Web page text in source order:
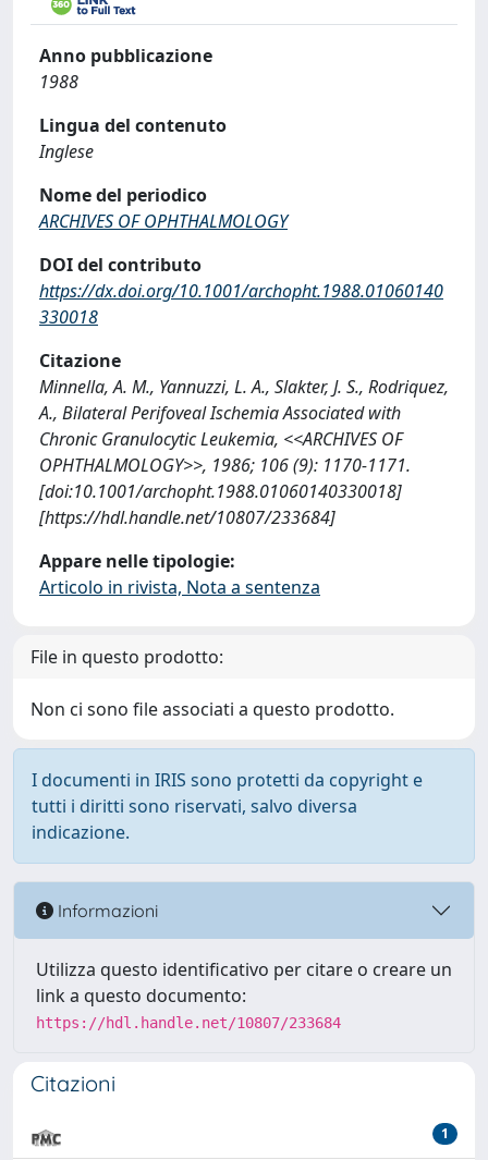
Anno pubblicazione
1988
Lingua del contenuto
Inglese
Nome del periodico
ARCHIVES OF OPHTHALMOLOGY
DOI del contributo
https://dx.doi.org/10.1001/archopht.1988.01060140
330018
Citazione
Minnella, A. M., Yannuzzi, L. A., Slakter, J. S., Rodriquez,
A., Bilateral Perifoveal Ischemia Associated with
Chronic Granulocytic Leukemia, <<ARCHIVES OF
OPHTHALMOLOGY>>, 1986; 106 (9): 1170-1171.
[doi:10.1001/archopht.1988.01060140330018]
[https://hdl.handle.net/10807/233684]
Appare nelle tipologie:
Articolo in rivista, Nota a sentenza
File in questo prodotto:
Non ci sono file associati a questo prodotto.
I documenti in IRIS sono protetti da copyright e
tutti i diritti sono riservati, salvo diversa
indicazione.
Informazioni
Utilizza questo identificativo per citare o creare un
link a questo documento:
https://hdl.handle.net/10807/233684
Citazioni
1